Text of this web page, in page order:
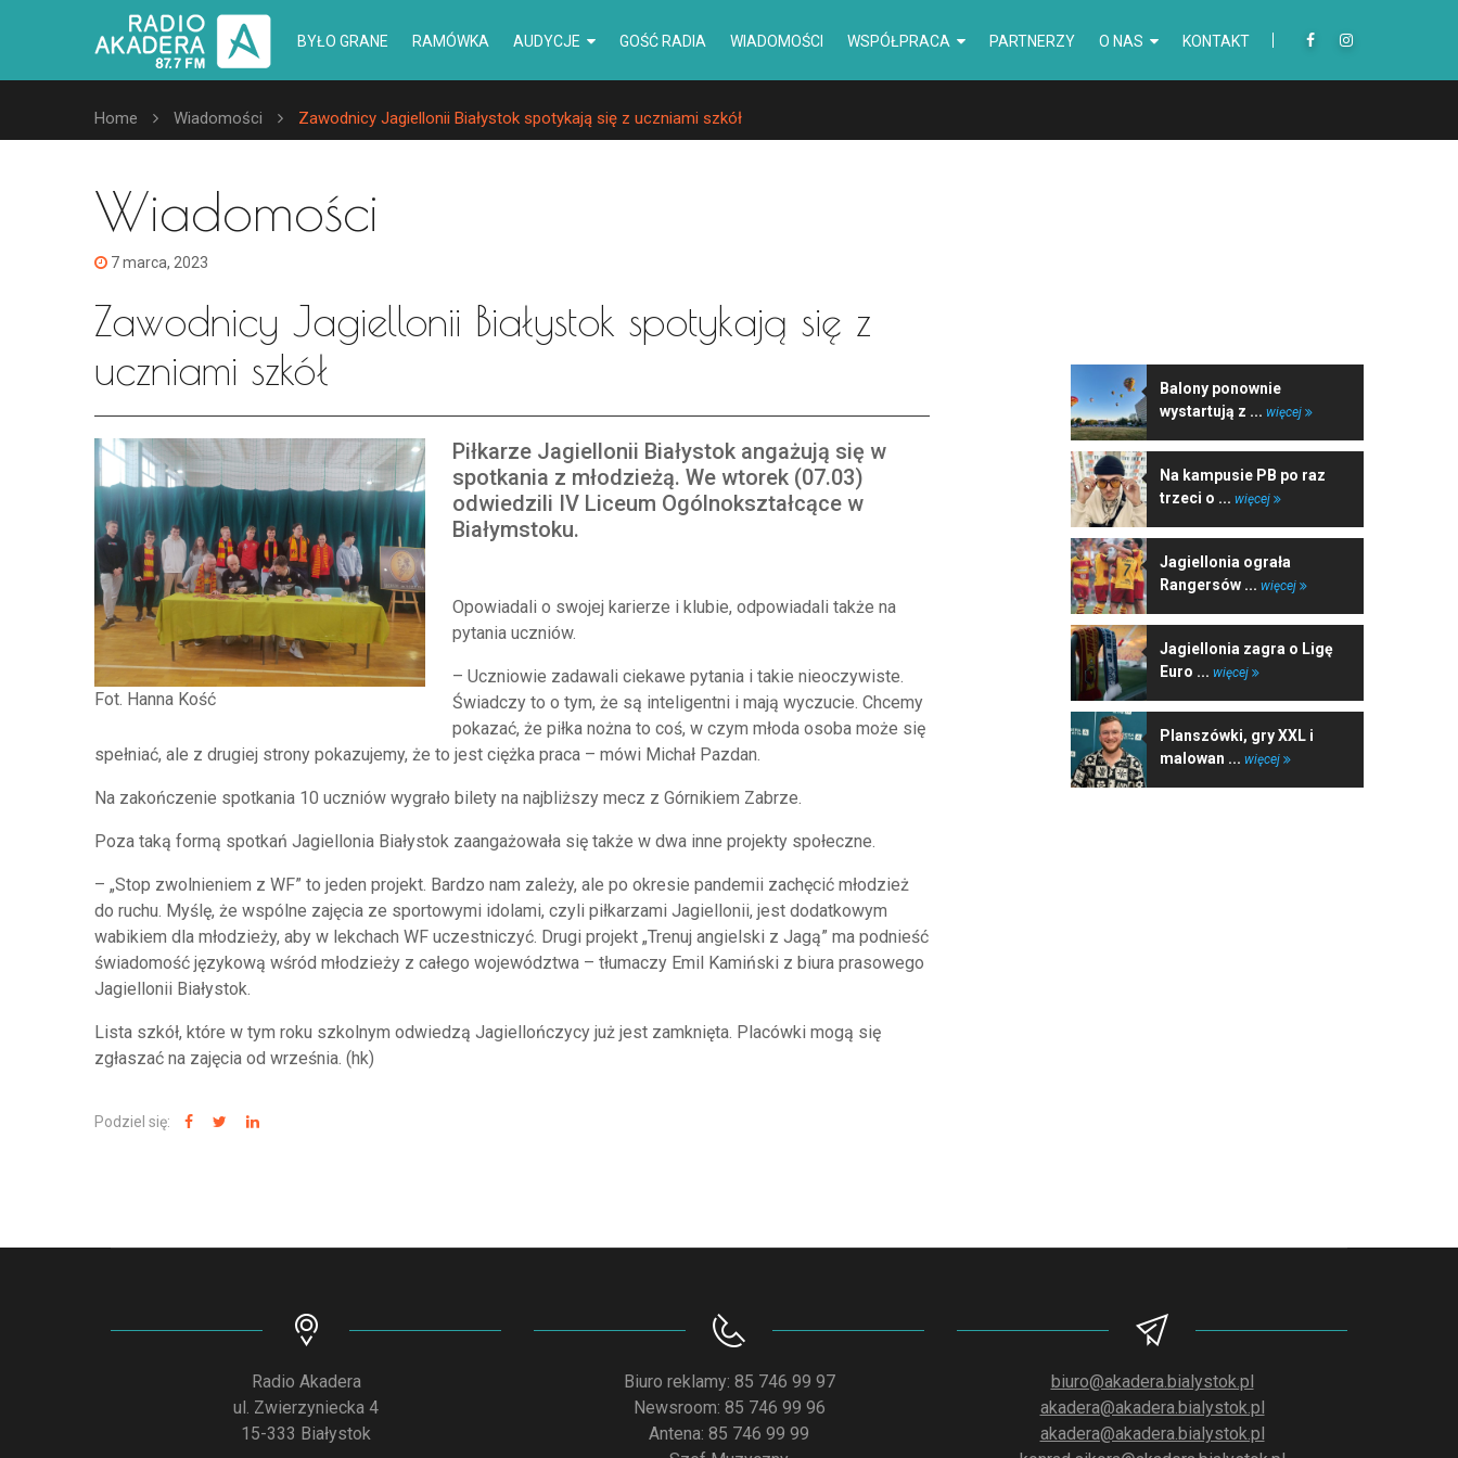
BYŁO GRANE RAMÓWKA AUDYCJE GOŚĆ RADIA WIADOMOŚCI WSPÓŁPRACA PARTNERZY O NAS KONTAKT
Home Wiadomości Zawodnicy Jagiellonii Białystok spotykają się z uczniami szkół
Wiadomości
7 marca, 2023
Zawodnicy Jagiellonii Białystok spotykają się z
uczniami szkół
Fot. Hanna Kość
Piłkarze Jagiellonii Białystok angażują się w
spotkania z młodzieżą. We wtorek (07.03)
odwiedzili IV Liceum Ogólnokształcące w
Białymstoku.
Opowiadali o swojej karierze i klubie, odpowiadali także na
pytania uczniów.
– Uczniowie zadawali ciekawe pytania i takie nieoczywiste.
Świadczy to o tym, że są inteligentni i mają wyczucie. Chcemy
pokazać, że piłka nożna to coś, w czym młoda osoba może się
spełniać, ale z drugiej strony pokazujemy, że to jest ciężka praca – mówi Michał Pazdan.
Na zakończenie spotkania 10 uczniów wygrało bilety na najbliższy mecz z Górnikiem Zabrze.
Poza taką formą spotkań Jagiellonia Białystok zaangażowała się także w dwa inne projekty społeczne.
– „Stop zwolnieniem z WF” to jeden projekt. Bardzo nam zależy, ale po okresie pandemii zachęcić młodzież
do ruchu. Myślę, że wspólne zajęcia ze sportowymi idolami, czyli piłkarzami Jagiellonii, jest dodatkowym
wabikiem dla młodzieży, aby w lekchach WF uczestniczyć. Drugi projekt „Trenuj angielski z Jagą” ma podnieść
świadomość językową wśród młodzieży z całego województwa – tłumaczy Emil Kamiński z biura prasowego
Jagiellonii Białystok.
Lista szkół, które w tym roku szkolnym odwiedzą Jagiellończycy już jest zamknięta. Placówki mogą się
zgłaszać na zajęcia od września. (hk)
Podziel się:
Balony ponownie
wystartują z ... więcej
Na kampusie PB po raz
trzeci o ... więcej
Jagiellonia ograła
Rangersów ... więcej
Jagiellonia zagra o Ligę
Euro ... więcej
Planszówki, gry XXL i
malowan ... więcej
Radio Akadera
ul. Zwierzyniecka 4
15-333 Białystok
Biuro reklamy: 85 746 99 97
Newsroom: 85 746 99 96
Antena: 85 746 99 99
biuro@akadera.bialystok.pl
akadera@akadera.bialystok.pl
akadera@akadera.bialystok.pl